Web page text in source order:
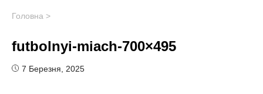
Головна >
futbolnyi-miach-700×495
7 Березня, 2025